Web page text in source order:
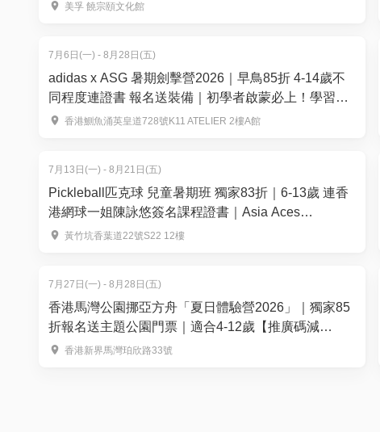
美孚 饒宗頤文化館
7月6日(一) - 8月28日(五)
adidas x ASG 暑期劍擊營2026｜早鳥85折 4-14歲不
同程度連證書 報名送裝備｜初學者啟蒙必上！學習基
礎技巧｜APEX FENCING TEAM【用推廣碼減高達
香港鰂魚涌英皇道728號K11 ATELIER 2樓A館
7月13日(一) - 8月21日(五)
Pickleball匹克球 兒童暑期班 獨家83折｜6-13歲 連香
港網球一姐陳詠悠簽名課程證書｜Asia Aces
Pickleball Academy【推廣碼減$100】
黃竹坑香葉道22號S22 12樓
7月27日(一) - 8月28日(五)
香港馬灣公園挪亞方舟「夏日體驗營2026」｜獨家85
折報名送主題公園門票｜適合4-12歲【推廣碼減
$100】
香港新界馬灣珀欣路33號